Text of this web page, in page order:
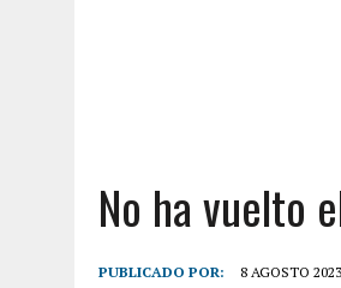
No ha vuelto
PUBLICADO POR: 8 AGOSTO 2023